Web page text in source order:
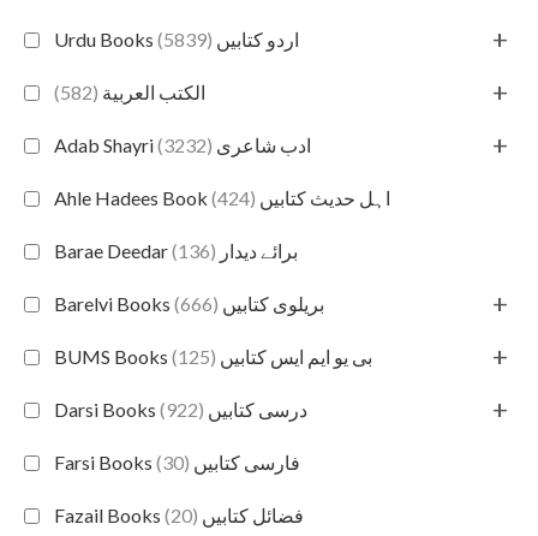
Urdu Books اردو کتابیں (5839) +
الكتب العربية (582) +
Adab Shayri ادب شاعری (3232) +
Ahle Hadees Book اہل حدیث کتابیں (424)
Barae Deedar برائے دیدار (136)
Barelvi Books بریلوی کتابیں (666) +
BUMS Books بی یو ایم ایس کتابیں (125) +
Darsi Books درسی کتابیں (922) +
Farsi Books فارسی کتابیں (30)
Fazail Books فضائل کتابیں (20)